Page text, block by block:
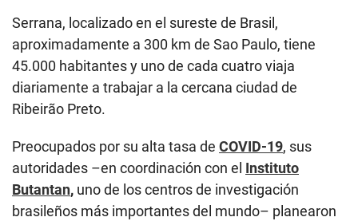
Serrana, localizado en el sureste de Brasil,
aproximadamente a 300 km de Sao Paulo, tiene
45.000 habitantes y uno de cada cuatro viaja
diariamente a trabajar a la cercana ciudad de
Ribeirão Preto.
Preocupados por su alta tasa de COVID-19, sus
autoridades –en coordinación con el Instituto
Butantan, uno de los centros de investigación
brasileños más importantes del mundo– planearon